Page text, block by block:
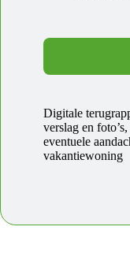
Digitale
verslag en
eventuele
vakantiewoning